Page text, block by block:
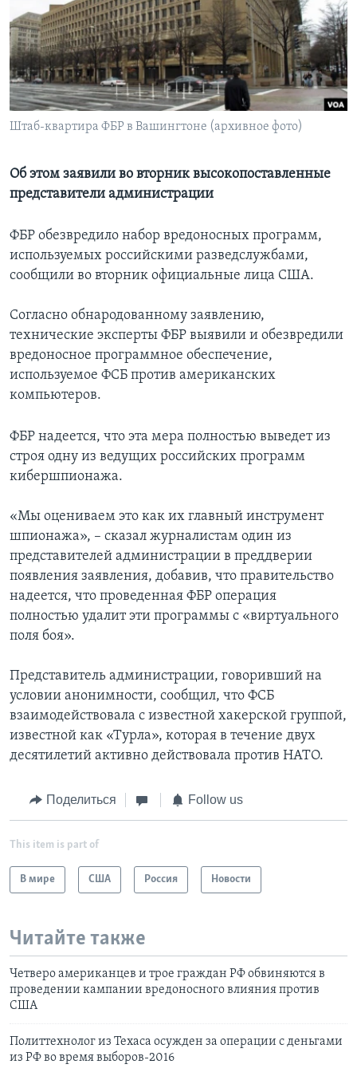
Learning English
СОЦИАЛЬНЫЕ СЕТИ
Штаб-квартира ФБР в Вашингтоне (архивное фото)
Об этом заявили во вторник высокопоставленные
представители администрации
ФБР обезвредило набор вредоносных программ,
используемых российскими разведслужбами,
сообщили во вторник официальные лица США.
Согласно обнародованному заявлению,
технические эксперты ФБР выявили и обезвредили
вредоносное программное обеспечение,
используемое ФСБ против американских
компьютеров.
ФБР надеется, что эта мера полностью выведет из
строя одну из ведущих российских программ
кибершпионажа.
«Мы оцениваем это как их главный инструмент
шпионажа», – сказал журналистам один из
представителей администрации в преддверии
появления заявления, добавив, что правительство
надеется, что проведенная ФБР операция
полностью удалит эти программы с «виртуального
поля боя».
Представитель администрации, говоривший на
условии анонимности, сообщил, что ФСБ
взаимодействовала с известной хакерской группой,
известной как «Турла», которая в течение двух
десятилетий активно действовала против НАТО.
Поделиться Follow us
This item is part of
В мире США Россия Новости
Читайте также
Четверо американцев и трое граждан РФ обвиняются в
проведении кампании вредоносного влияния против
США
Политтехнолог из Техаса осужден за операции с деньгами
из РФ во время выборов-2016